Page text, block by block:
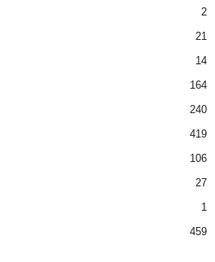
2
21
14
164
240
419
106
27
1
459